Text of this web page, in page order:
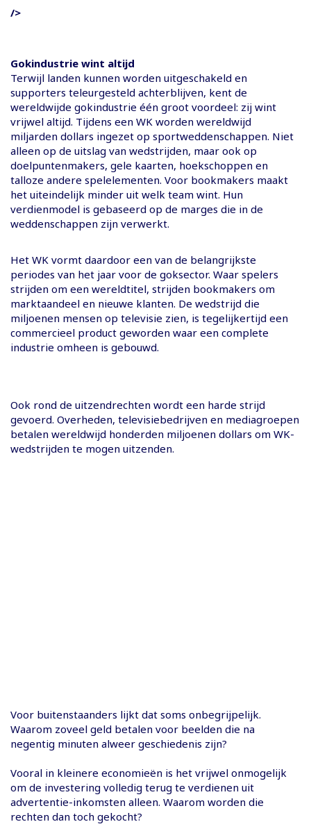
/>
Gokindustrie wint altijd
Terwijl landen kunnen worden uitgeschakeld en
supporters teleurgesteld achterblijven, kent de
wereldwijde gokindustrie één groot voordeel: zij wint
vrijwel altijd. Tijdens een WK worden wereldwijd
miljarden dollars ingezet op sportweddenschappen. Niet
alleen op de uitslag van wedstrijden, maar ook op
doelpuntenmakers, gele kaarten, hoekschoppen en
talloze andere spelelementen. Voor bookmakers maakt
het uiteindelijk minder uit welk team wint. Hun
verdienmodel is gebaseerd op de marges die in de
weddenschappen zijn verwerkt.
Het WK vormt daardoor een van de belangrijkste
periodes van het jaar voor de goksector. Waar spelers
strijden om een wereldtitel, strijden bookmakers om
marktaandeel en nieuwe klanten. De wedstrijd die
miljoenen mensen op televisie zien, is tegelijkertijd een
commercieel product geworden waar een complete
industrie omheen is gebouwd.
Ook rond de uitzendrechten wordt een harde strijd
gevoerd. Overheden, televisiebedrijven en mediagroepen
betalen wereldwijd honderden miljoenen dollars om WK-
wedstrijden te mogen uitzenden.
Voor buitenstaanders lijkt dat soms onbegrijpelijk.
Waarom zoveel geld betalen voor beelden die na
negentig minuten alweer geschiedenis zijn?
Vooral in kleinere economieën is het vrijwel onmogelijk
om de investering volledig terug te verdienen uit
advertentie-inkomsten alleen. Waarom worden die
rechten dan toch gekocht?